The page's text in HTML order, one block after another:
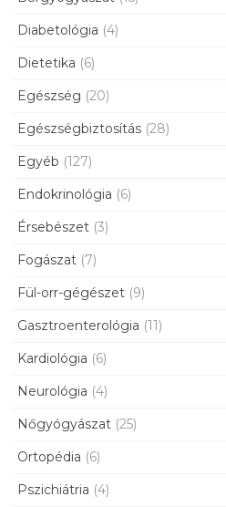
Diabetológia (4)
Dietetika (6)
Egészség (20)
Egészségbiztosítás (28)
Egyéb (127)
Endokrinológia (6)
Érsebészet (3)
Fogászat (7)
Fül-orr-gégészet (9)
Gasztroenterológia (11)
Kardiológia (6)
Neurológia (4)
Nőgyógyászat (25)
Ortopédia (6)
Pszichiátria (4)